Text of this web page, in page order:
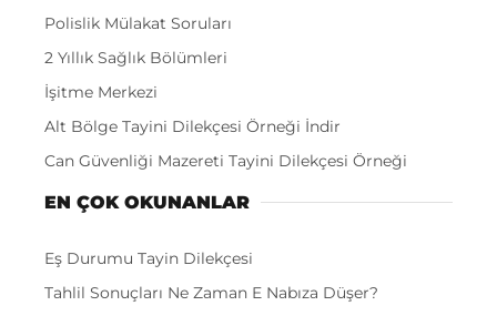
Polislik Mülakat Soruları
2 Yıllık Sağlık Bölümleri
İşitme Merkezi
Alt Bölge Tayini Dilekçesi Örneği İndir
Can Güvenliği Mazereti Tayini Dilekçesi Örneği
EN ÇOK OKUNANLAR
Eş Durumu Tayin Dilekçesi
Tahlil Sonuçları Ne Zaman E Nabıza Düşer?